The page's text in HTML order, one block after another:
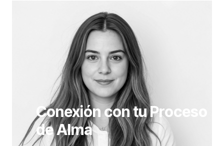
Conexión con tu Proceso
de Alma